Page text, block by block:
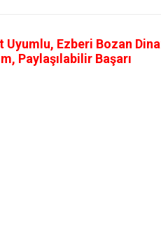
Ezberi Bozan
Paylaşılabilir Başarı